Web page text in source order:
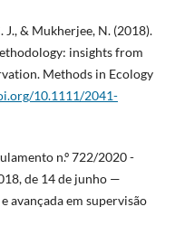
J., & Mukherjee, N. (2018).
insights from
Methods in Ecology
10.1111/2041-
n.º 722/2020 -
de 14 de junho —
avançada em supervisão